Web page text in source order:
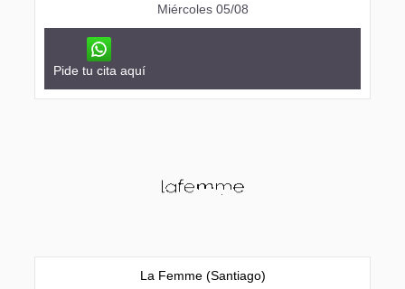
Miércoles 05/08
Pide tu cita aquí
La Femme (Santiago)